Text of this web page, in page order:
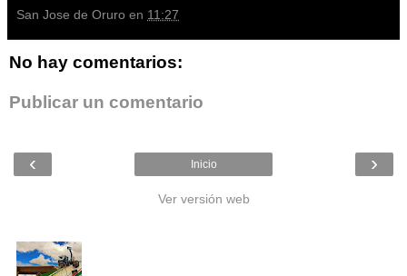
San Jose de Oruro en 11:27
No hay comentarios:
Publicar un comentario
‹ ›
Inicio
Ver versión web